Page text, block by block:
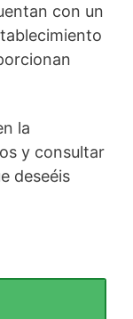
con un
la
y consultar
deseéis